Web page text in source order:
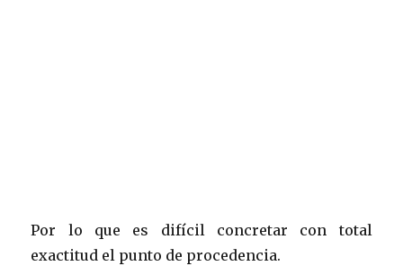
Por lo que es difícil concretar con total
exactitud el punto de procedencia.